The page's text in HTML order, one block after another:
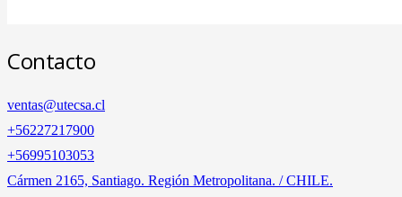
Contacto
ventas@utecsa.cl
+56227217900
‎+56995103053
Cármen 2165, Santiago. Región Metropolitana. / CHILE.